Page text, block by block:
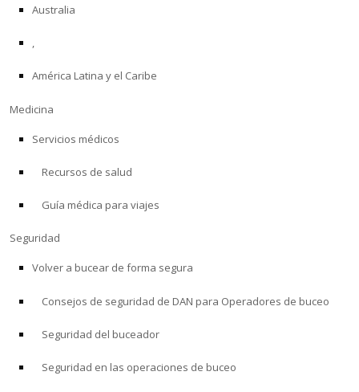
Tienda
Alert Diver
SEGURIDAD
INVESTIGACIÓN
PROGRAMAS PROFESIONALES
Australia
,
América Latina y el Caribe
Medicina
Servicios médicos
Recursos de salud
Guía médica para viajes
Seguridad
Volver a bucear de forma segura
Consejos de seguridad de DAN para Operadores de buceo
Seguridad del buceador
Seguridad en las operaciones de buceo